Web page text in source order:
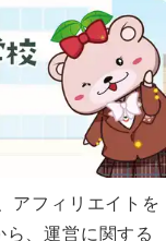
アフィリエイトを
、運営に関する